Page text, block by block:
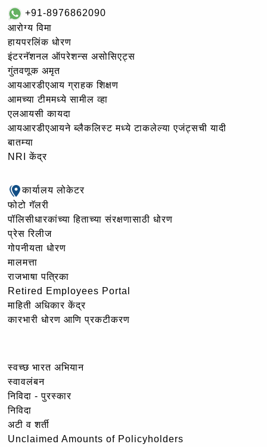
+91-8976862090
आरोग्य विमा
हायपरलिंक धोरण
इंटरनॅशनल ऑपरेशन्स असोसिएट्स
गुंतवणूक अमृत
आयआरडीएआय ग्राहक शिक्षण
आमच्या टीममध्ये सामील व्हा
एलआयसी कायदा
आयआरडीएआयने ब्लैकलिस्ट मध्ये टाकलेल्या एजंट्सची यादी
बातम्या
NRI केंद्र
कार्यालय लोकेटर
फोटो गॅलरी
पॉलिसीधारकांच्या हिताच्या संरक्षणासाठी धोरण
प्रेस रिलीज
गोपनीयता धोरण
मालमत्ता
राजभाषा पत्रिका
Retired Employees Portal
माहिती अधिकार केंद्र
कारभारी धोरण आणि प्रकटीकरण
स्वच्छ भारत अभियान
स्वावलंबन
निविदा - पुरस्कार
निविदा
अटी व शर्ती
Unclaimed Amounts of Policyholders